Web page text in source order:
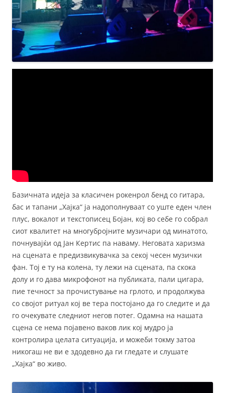
Базичната идеја за класичен рокенрол бенд со гитара,
бас и тапани „Хајка“ ја надополнуваат со уште еден член
плус, вокалот и текстописец Бојан, кој во себе го собрал
сиот квалитет на многубројните музичари од минатото,
почнувајќи од Јан Кертис па наваму. Неговата харизма
на сцената е предизвикувачка за секој чесен музички
фан. Тој е ту на колена, ту лежи на сцената, па скока
долу и го дава микрофонот на публиката, пали цигара,
пие течност за прочистување на грлото, и продолжува
со својот ритуал кој ве тера постојано да го следите и да
го очекувате следниот негов потег. Одамна на нашата
сцена се нема појавено ваков лик кој мудро ја
контролира целата ситуација, и можеби токму затоа
никогаш не ви е здодевно да ги гледате и слушате
„Хајка“ во живо.